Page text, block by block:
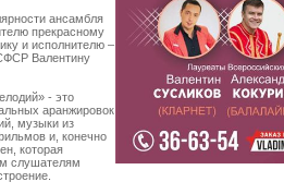
ансамбля
прекрасному
и исполнителю –
Валентину
- это
аранжировок
музыки из
и, конечно
которая
слушателям